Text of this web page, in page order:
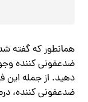
همانطور که گفته
ضدعفونی کننده
دهید. از جمله این
ضدعفونی کننده،